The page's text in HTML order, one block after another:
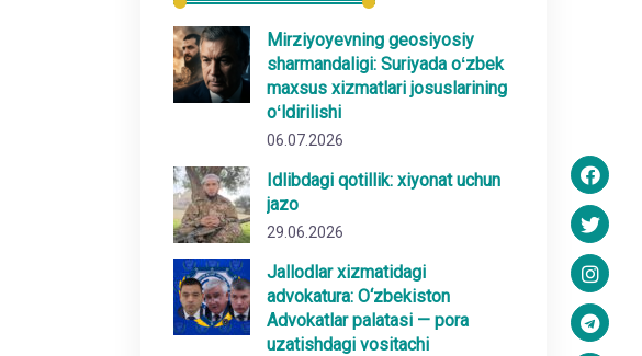
Mirziyoyevning geosiyosiy
sharmandaligi: Suriyada oʻzbek
maxsus xizmatlari josuslarining
oʻldirilishi
06.07.2026
Idlibdagi qotillik: xiyonat uchun
jazo
29.06.2026
Jallodlar xizmatidagi
advokatura: O‘zbekiston
Advokatlar palatasi — pora
uzatishdagi vositachi